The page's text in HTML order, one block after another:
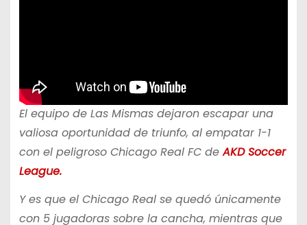
El equipo de Las Mismas dejaron escapar una
valiosa oportunidad de triunfo, al empatar 1-1
con el peligroso Chicago Real FC deAKD Soccer
League.
Y es que el Chicago Real se quedó únicamente
con 5 jugadoras sobre la cancha, mientras que